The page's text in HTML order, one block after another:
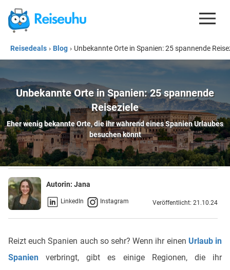
REISEDEALS
KREDITKARTEN
ESIM
REISEBLOG
Reisedeals › Blog › Unbekannte Orte in Spanien: 25 spannende
Unbekannte Orte in Spanien: 25 spannende
Reiseziele
Eher wenig bekannte Orte, die ihr während eines Spanien Urlaubes
besuchen könnt
Autorin: Jana
LinkedIn Instagram Veröffentlicht: 21.10.24
Reizt euch Spanien auch so sehr? Wenn ihr einen Urlaub in
Spanien verbringt, gibt es einige Regionen, die ihr